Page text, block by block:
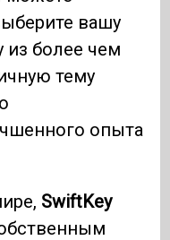
вашу
из более чем
тему
опыта
SwiftKey